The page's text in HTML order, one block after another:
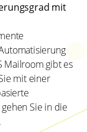
mit
Mailroom gibt es
mit einer
Sie in die